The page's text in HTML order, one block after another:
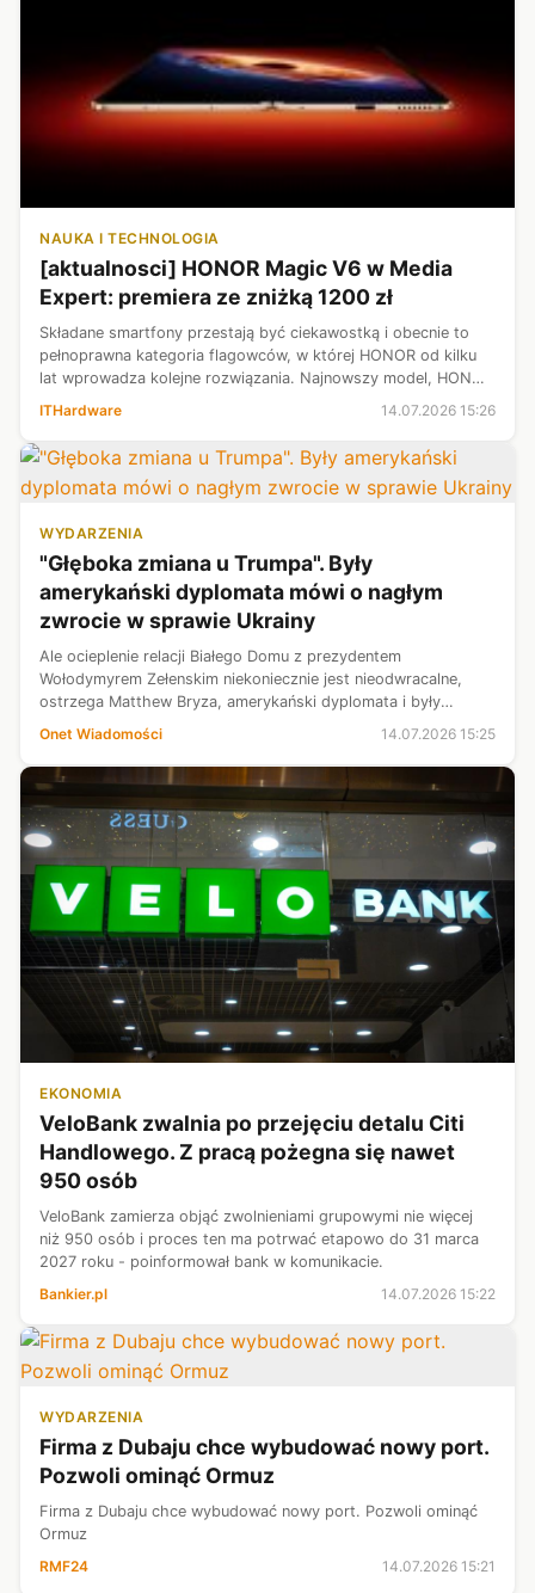
NAUKA I TECHNOLOGIA
[aktualnosci] HONOR Magic V6 w Media
Expert: premiera ze zniżką 1200 zł
Składane smartfony przestają być ciekawostką i obecnie to
pełnoprawna kategoria flagowców, w której HONOR od kilku
lat wprowadza kolejne rozwiązania. Najnowszy model, HONOR
Magic V6, trafił właśnie do oferty Media Expert w ramach
ITHardware 14.07.2026 15:26
WYDARZENIA
"Głęboka zmiana u Trumpa". Były
amerykański dyplomata mówi o nagłym
zwrocie w sprawie Ukrainy
Ale ocieplenie relacji Białego Domu z prezydentem
Wołodymyrem Zełenskim niekoniecznie jest nieodwracalne,
ostrzega Matthew Bryza, amerykański dyplomata i były
ambasador USA w Azerbejdżanie.
Onet Wiadomości 14.07.2026 15:25
EKONOMIA
VeloBank zwalnia po przejęciu detalu Citi
Handlowego. Z pracą pożegna się nawet
950 osób
VeloBank zamierza objąć zwolnieniami grupowymi nie więcej
niż 950 osób i proces ten ma potrwać etapowo do 31 marca
2027 roku - poinformował bank w komunikacie.
Bankier.pl
14.07.2026 15:22
WYDARZENIA
Firma z Dubaju chce wybudować nowy port.
Pozwoli ominąć Ormuz
Firma z Dubaju chce wybudować nowy port. Pozwoli ominąć
Ormuz
RMF24
14.07.2026 15:21